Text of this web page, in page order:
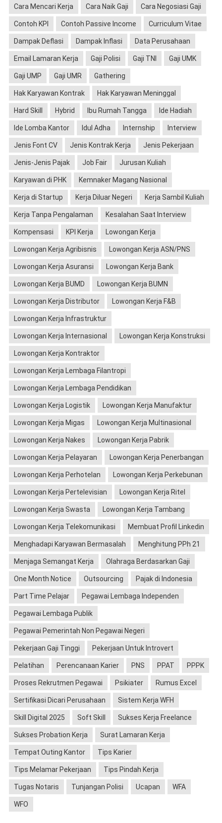
Cara Mencari Kerja Cara Naik Gaji Cara Negosiasi Gaji
Contoh KPI Contoh Passive Income Curriculum Vitae
Dampak Deflasi Dampak Inflasi Data Perusahaan
Email Lamaran Kerja Gaji Polisi Gaji TNI Gaji UMK
Gaji UMP Gaji UMR Gathering
Hak Karyawan Kontrak Hak Karyawan Meninggal
Hard Skill Hybrid Ibu Rumah Tangga Ide Hadiah
Ide Lomba Kantor Idul Adha Internship Interview
Jenis Font CV Jenis Kontrak Kerja Jenis Pekerjaan
Jenis-Jenis Pajak Job Fair Jurusan Kuliah
Karyawan di PHK Kemnaker Magang Nasional
Kerja di Startup Kerja Diluar Negeri Kerja Sambil Kuliah
Kerja Tanpa Pengalaman Kesalahan Saat Interview
Kompensasi KPI Kerja Lowongan Kerja
Lowongan Kerja Agribisnis Lowongan Kerja ASN/PNS
Lowongan Kerja Asuransi Lowongan Kerja Bank
Lowongan Kerja BUMD Lowongan Kerja BUMN
Lowongan Kerja Distributor Lowongan Kerja F&B
Lowongan Kerja Infrastruktur
Lowongan Kerja Internasional Lowongan Kerja Konstruksi
Lowongan Kerja Kontraktor
Lowongan Kerja Lembaga Filantropi
Lowongan Kerja Lembaga Pendidikan
Lowongan Kerja Logistik Lowongan Kerja Manufaktur
Lowongan Kerja Migas Lowongan Kerja Multinasional
Lowongan Kerja Nakes Lowongan Kerja Pabrik
Lowongan Kerja Pelayaran Lowongan Kerja Penerbangan
Lowongan Kerja Perhotelan Lowongan Kerja Perkebunan
Lowongan Kerja Pertelevisian Lowongan Kerja Ritel
Lowongan Kerja Swasta Lowongan Kerja Tambang
Lowongan Kerja Telekomunikasi Membuat Profil Linkedin
Menghadapi Karyawan Bermasalah Menghitung PPh 21
Menjaga Semangat Kerja Olahraga Berdasarkan Gaji
One Month Notice Outsourcing Pajak di Indonesia
Part Time Pelajar Pegawai Lembaga Independen
Pegawai Lembaga Publik
Pegawai Pemerintah Non Pegawai Negeri
Pekerjaan Gaji Tinggi Pekerjaan Untuk Introvert
Pelatihan Perencanaan Karier PNS PPAT PPPK
Proses Rekrutmen Pegawai Psikiater Rumus Excel
Sertifikasi Dicari Perusahaan Sistem Kerja WFH
Skill Digital 2025 Soft Skill Sukses Kerja Freelance
Sukses Probation Kerja Surat Lamaran Kerja
Tempat Outing Kantor Tips Karier
Tips Melamar Pekerjaan Tips Pindah Kerja
Tugas Notaris Tunjangan Polisi Ucapan WFA
WFO